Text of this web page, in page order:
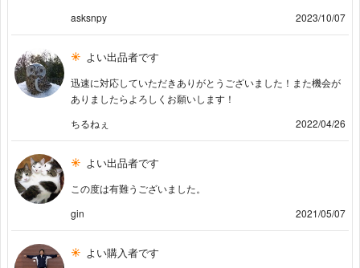
asksnpy
2023/10/07
よい出品者です
迅速に対応していただきありがとうございました！また機会が
ありましたらよろしくお願いします！
ちるねぇ
2022/04/26
よい出品者です
この度は有難うございました。
gin
2021/05/07
よい購入者です